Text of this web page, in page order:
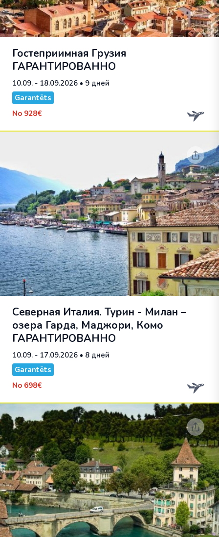
Гостеприимная Грузия
ГАРАНТИРОВАННО
10.09. - 18.09.2026 • 9 дней
Garantēts
No 928€
Северная Италия. Турин - Милан –
озера Гарда, Маджори, Комо
ГАРАНТИРОВАННО
10.09. - 17.09.2026 • 8 дней
Garantēts
No 698€